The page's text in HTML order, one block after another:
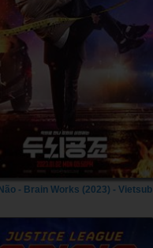
- Brain Works (2023) - Vietsub